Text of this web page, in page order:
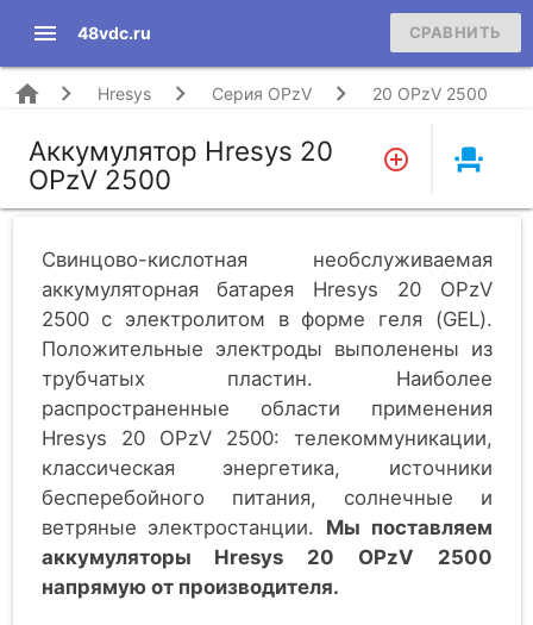
menu 48vdc.ru СРАВНИТЬ
home Hresys Серия OPzV 20 OPzV 2500
Аккумулятор Hresys 20
OPzV 2500
event_seat
Свинцово-кислотная необслуживаемая
аккумуляторная батарея Hresys 20 OPzV
2500 c электролитом в форме геля (GEL).
Положительные электроды выполенены из
трубчатых плаcтин. Наиболее
распространенные области применения
Hresys 20 OPzV 2500: телекоммуникации,
классическая энергетика, источники
бесперебойного питания, солнечные и
ветряные электростанции. Мы поставляем
аккумуляторы Hresys 20 OPzV 2500
напрямую от производителя.